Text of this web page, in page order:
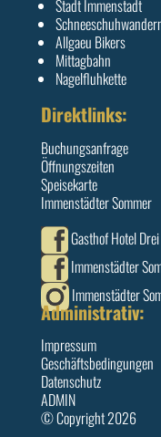
Stadt Immenstadt
Allgaeu Bikers
Mittagbahn
Nagelfluhkette
Direktlinks:
Buchungsanfrage
Öffnungszeiten
Speisekarte
Immenstädter Sommer
Gasthof Hotel
Immenstädter
Immenstädter
Administrativ:
Impressum
Geschäftsbedingungen
Datenschutz
ADMIN
© Copyright 2026